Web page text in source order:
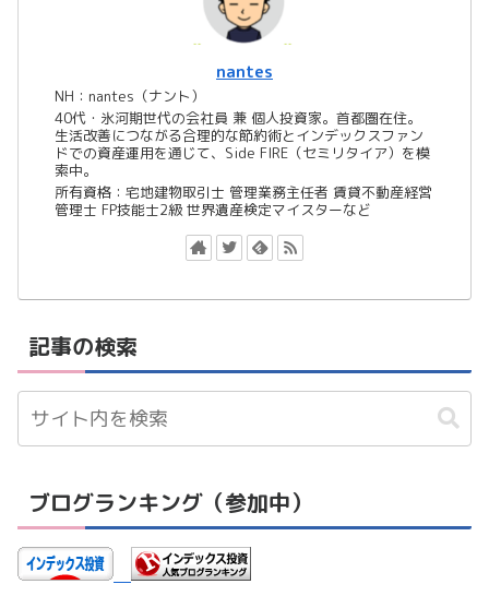
nantes
NH：nantes（ナント）
40代・氷河期世代の会社員 兼 個人投資家。首都圏在住。
生活改善につながる合理的な節約術とインデックスファン
ドでの資産運用を通じて、Side FIRE（セミリタイア）を模
索中。
所有資格：宅地建物取引士 管理業務主任者 賃貸不動産経営
管理士 FP技能士2級 世界遺産検定マイスターなど
記事の検索
ブログランキング（参加中）